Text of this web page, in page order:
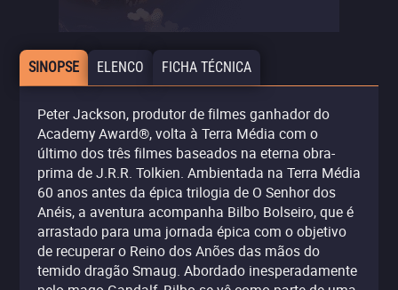
SINOPSE ELENCO FICHA TÉCNICA
Peter Jackson, produtor de filmes ganhador do
Academy Award®, volta à Terra Média com o
último dos três filmes baseados na eterna obra-
prima de J.R.R. Tolkien. Ambientada na Terra Média
60 anos antes da épica trilogia de O Senhor dos
Anéis, a aventura acompanha Bilbo Bolseiro, que é
arrastado para uma jornada épica com o objetivo
de recuperar o Reino dos Anões das mãos do
temido dragão Smaug. Abordado inesperadamente